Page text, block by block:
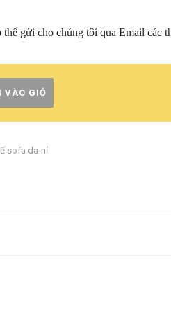
gửi cho chúng tôi qua Email các
VÀO GIỎ
sofa da-nỉ